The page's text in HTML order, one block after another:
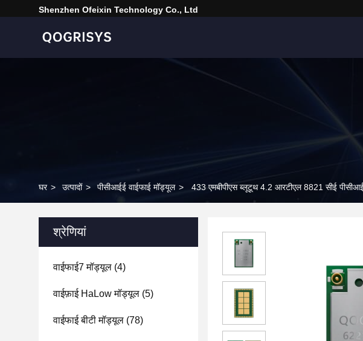
Shenzhen Ofeixin Technology Co., Ltd
घर > उत्पादों > पीसीआईई वाईफाई मॉड्यूल > 433 एमबीपीएस ब्लूटूथ 4.2 आरटीएल 8821 सीई
श्रेणियां
वाईफाई7 मॉड्यूल (4)
वाईफ़ाई HaLow मॉड्यूल (5)
वाईफाई बीटी मॉड्यूल (78)